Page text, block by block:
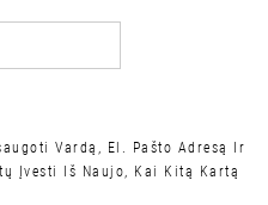
Vardą, El. Pašto Adresą Ir
Įvesti Iš Naujo, Kai Kitą Kartą